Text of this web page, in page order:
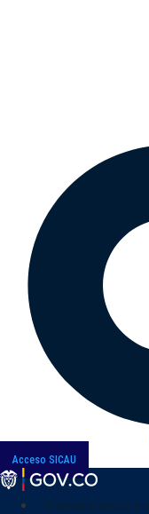
Acceso SICAU